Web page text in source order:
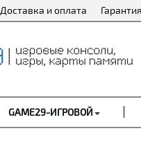
Доставка и оплата
GAME29-ИГРОВОЙ